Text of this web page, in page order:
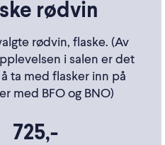
rødvin
rødvin, flaske. (Av
i salen er det
ta med flasker inn på
med BFO og BNO)
725,-